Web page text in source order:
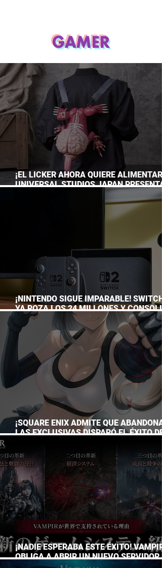
GAMER
¡EL LICKER AHORA QUIERE
UNIVERSAL STUDIOS JAPAN PRESENTA
SU TERRORÍFICA COLECCIÓN DE
¡NINTENDO SIGUE IMPARABLE! SWITCH
YA ROZA LOS 24 MILLONES Y
EL DOMINIO DE LA GRAN N
¡SQUARE ENIX ADMITE QUE
LAS EXCLUSIVAS DISPARÓ EL ÉXITO DE
¡NADIE ESPERABA ESTE ÉXITO! VAMPIR
OBLIGA A ABRIR UN NUEVO SERVIDOR
JAPÓN A SOLO DOS DÍAS DE SU